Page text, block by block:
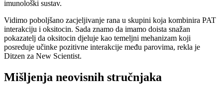
imunološki sustav.
Vidimo poboljšano zacjeljivanje rana u skupini koja kombinira PAT
interakciju i oksitocin. Sada znamo da imamo doista snažan
pokazatelj da oksitocin djeluje kao temeljni mehanizam koji
posreduje učinke pozitivne interakcije među parovima, rekla je
Ditzen za New Scientist.
Mišljenja neovisnih stručnjaka